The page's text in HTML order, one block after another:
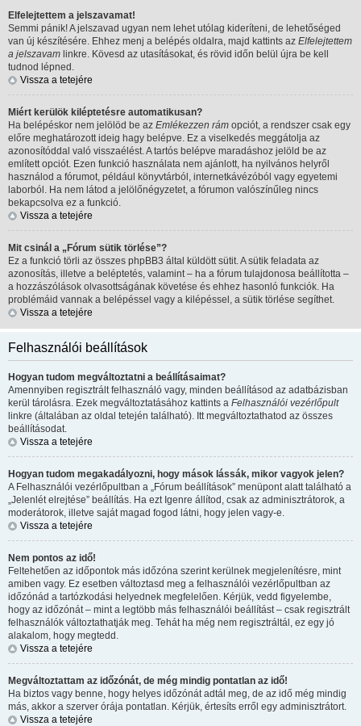
Elfelejtettem a jelszavamat!
Semmi pánik! A jelszavad ugyan nem lehet utólag kideríteni, de lehetőséged
van új készítésére. Ehhez menj a belépés oldalra, majd kattints az Elfelejtettem
a jelszavam linkre. Kövesd az utasításokat, és rövid időn belül újra be kell
tudnod lépned.
Vissza a tetejére
Miért kerülök kiléptetésre automatikusan?
Ha belépéskor nem jelölöd be az Emlékezzen rám opciót, a rendszer csak egy
előre meghatározott ideig hagy belépve. Ez a viselkedés meggátolja az
azonosítóddal való visszaélést. A tartós belépve maradáshoz jelöld be az
említett opciót. Ezen funkció használata nem ajánlott, ha nyilvános helyről
használod a fórumot, például könyvtárból, internetkávézóból vagy egyetemi
laborból. Ha nem látod a jelölőnégyzetet, a fórumon valószínűleg nincs
bekapcsolva ez a funkció.
Vissza a tetejére
Mit csinál a „Fórum sütik törlése”?
Ez a funkció törli az összes phpBB3 által küldött sütit. A sütik feladata az
azonosítás, illetve a beléptetés, valamint – ha a fórum tulajdonosa beállította –
a hozzászólások olvasottságának követése és ehhez hasonló funkciók. Ha
problémáid vannak a belépéssel vagy a kilépéssel, a sütik törlése segíthet.
Vissza a tetejére
Felhasználói beállítások
Hogyan tudom megváltoztatni a beállításaimat?
Amennyiben regisztrált felhasználó vagy, minden beállításod az adatbázisban
kerül tárolásra. Ezek megváltoztatásához kattints a Felhasználói vezérlőpult
linkre (általában az oldal tetején található). Itt megváltoztathatod az összes
beállításodat.
Vissza a tetejére
Hogyan tudom megakadályozni, hogy mások lássák, mikor vagyok jelen?
A Felhasználói vezérlőpultban a „Fórum beállítások” menüpont alatt található a
„Jelenlét elrejtése” beállítás. Ha ezt Igenre állítod, csak az adminisztrátorok, a
moderátorok, illetve saját magad fogod látni, hogy jelen vagy-e.
Vissza a tetejére
Nem pontos az idő!
Feltehetően az időpontok más időzóna szerint kerülnek megjelenítésre, mint
amiben vagy. Ez esetben változtasd meg a felhasználói vezérlőpultban az
időzónád a tartózkodási helyednek megfelelően. Kérjük, vedd figyelembe,
hogy az időzónát – mint a legtöbb más felhasználói beállítást – csak regisztrált
felhasználók változtathatják meg. Tehát ha még nem regisztráltál, ez egy jó
alakalom, hogy megtedd.
Vissza a tetejére
Megváltoztattam az időzónát, de még mindig pontatlan az idő!
Ha biztos vagy benne, hogy helyes időzónát adtál meg, de az idő még mindig
más, akkor a szerver órája pontatlan. Kérjük, értesíts erről egy adminisztrátort.
Vissza a tetejére